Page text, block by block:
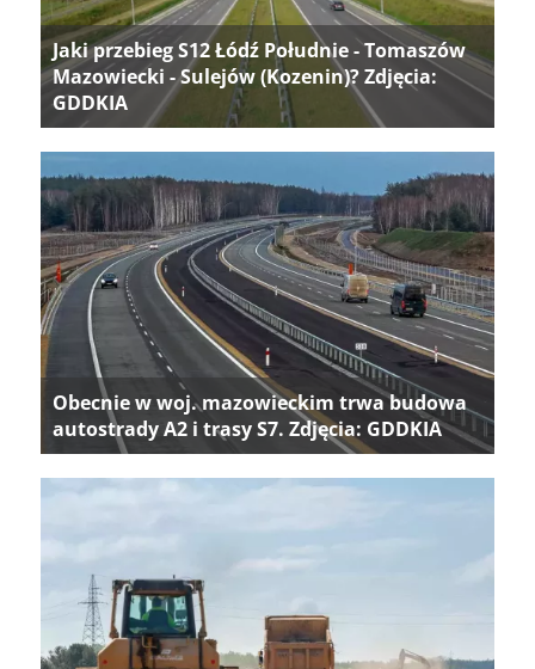
Jaki przebieg S12 Łódź Południe - Tomaszów
Mazowiecki - Sulejów (Kozenin)? Zdjęcia:
GDDKIA
Obecnie w woj. mazowieckim trwa budowa
autostrady A2 i trasy S7. Zdjęcia: GDDKIA